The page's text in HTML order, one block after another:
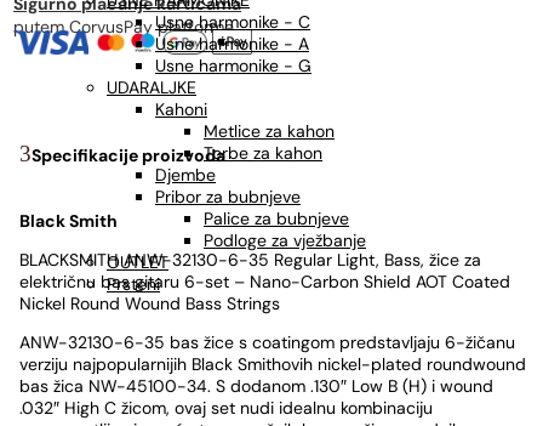
Usne harmonike - C
Usne harmonike - A
Usne harmonike - G
UDARALJKE
Kahoni
Metlice za kahon
Torbe za kahon
Djembe
Pribor za bubnjeve
Palice za bubnjeve
Podloge za vježbanje
OUTLET
Prsteni
putem CorvusPay platforme
Specifikacije proizvoda
Black Smith
BLACKSMITH ANW-32130-6-35 Regular Light, Bass, žice za
električnu bas gitaru 6-set – Nano-Carbon Shield AOT Coated
Nickel Round Wound Bass Strings
ANW-32130-6-35 bas žice s coatingom predstavljaju 6-žičanu
verziju najpopularnijih Black Smithovih nickel-plated roundwound
bas žica NW-45100-34. S dodanom .130″ Low B (H) i wound
.032″ High C žicom, ovaj set nudi idealnu kombinaciju